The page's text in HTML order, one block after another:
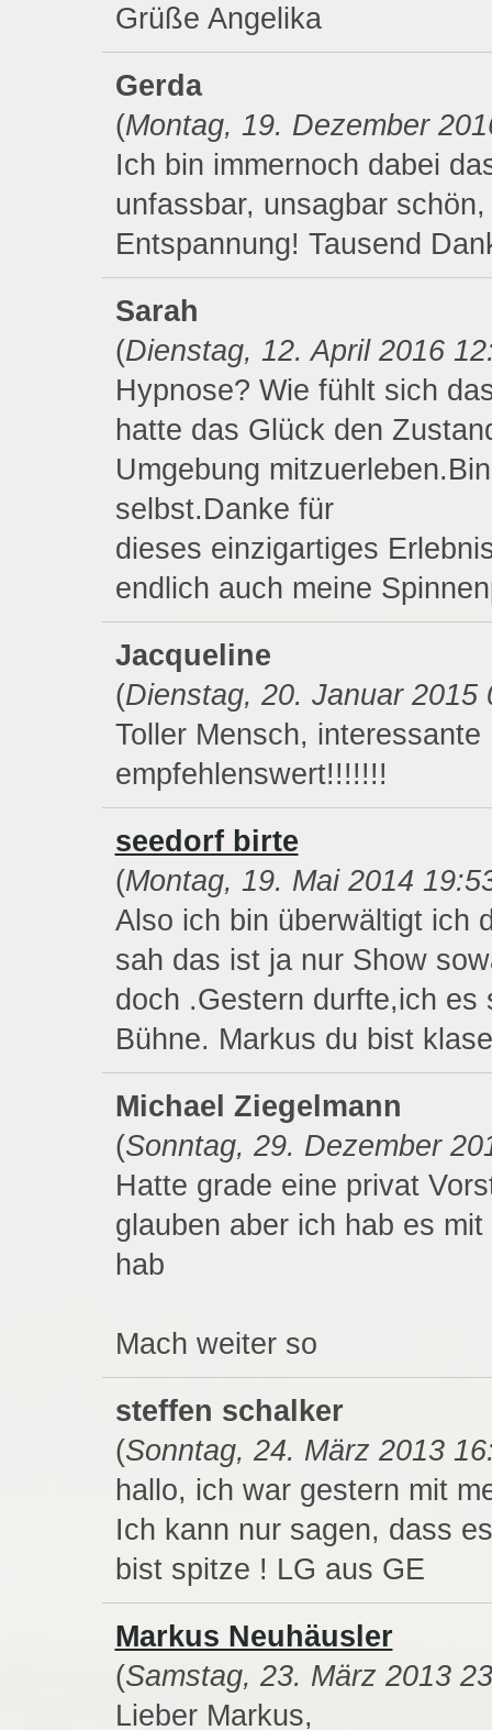
Grüße Angelika
Gerda
(Montag, 19. Dezember
Ich bin immernoch dabei
unfassbar, unsagbar
Entspannung! Tausend
Sarah
(Dienstag, 12. April 2016
Hypnose? Wie fühlt sich
hatte das Glück den
Umgebung
selbst.Danke für
dieses einzigartiges
endlich auch meine
Jacqueline
(Dienstag, 20. Januar 2015
Toller Mensch,
empfehlenswert!!!!!!!
seedorf birte
(Montag, 19. Mai 2014
Also ich bin überwältigt ich
sah das ist ja nur Show
doch .Gestern durfte,ich es
Bühne. Markus du bist
Michael Ziegelmann
(Sonntag, 29. Dezember
Hatte grade eine privat
glauben aber ich hab es
hab
Mach weiter so
steffen schalker
(Sonntag, 24. März 2013
hallo, ich war gestern mit
Ich kann nur sagen, dass
bist spitze ! LG aus GE
Markus Neuhäusler
(Samstag, 23. März 2013
Lieber Markus,